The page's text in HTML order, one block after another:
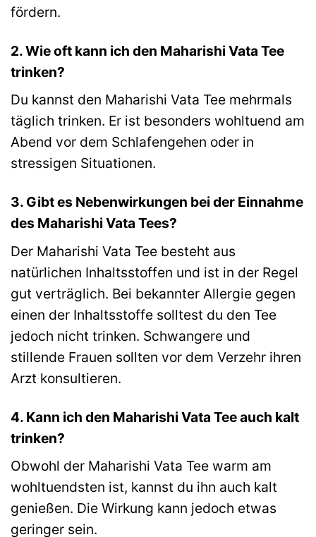
fördern.
2. Wie oft kann ich den Maharishi Vata Tee
trinken?
Du kannst den Maharishi Vata Tee mehrmals
täglich trinken. Er ist besonders wohltuend am
Abend vor dem Schlafengehen oder in
stressigen Situationen.
3. Gibt es Nebenwirkungen bei der Einnahme
des Maharishi Vata Tees?
Der Maharishi Vata Tee besteht aus
natürlichen Inhaltsstoffen und ist in der Regel
gut verträglich. Bei bekannter Allergie gegen
einen der Inhaltsstoffe solltest du den Tee
jedoch nicht trinken. Schwangere und
stillende Frauen sollten vor dem Verzehr ihren
Arzt konsultieren.
4. Kann ich den Maharishi Vata Tee auch kalt
trinken?
Obwohl der Maharishi Vata Tee warm am
wohltuendsten ist, kannst du ihn auch kalt
genießen. Die Wirkung kann jedoch etwas
geringer sein.